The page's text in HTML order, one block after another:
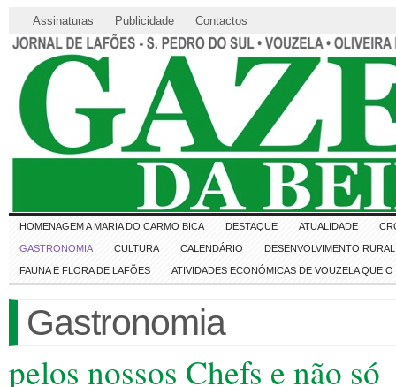
Assinaturas Publicidade Contactos
HOMENAGEM A MARIA DO CARMO BICA DESTAQUE ATUALIDADE
GASTRONOMIA CULTURA CALENDÁRIO DESENVOLVIMENTO RURAL
FAUNA E FLORA DE LAFÕES ATIVIDADES ECONÓMICAS DE VOUZELA QUE
Gastronomia
pelos nossos Chefs e não só